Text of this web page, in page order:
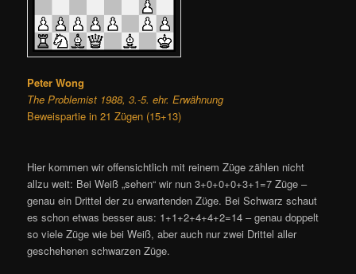
Peter Wong
The Problemist 1988, 3.-5. ehr. Erwähnung
Beweispartie in 21 Zügen (15+13)
Hier kommen wir offensichtlich mit reinem Züge zählen nicht
allzu weit: Bei Weiß „sehen“ wir nun 3+0+0+0+3+1=7 Züge –
genau ein Drittel der zu erwartenden Züge. Bei Schwarz schaut
es schon etwas besser aus: 1+1+2+4+4+2=14 – genau doppelt
so viele Züge wie bei Weiß, aber auch nur zwei Drittel aller
geschehenen schwarzen Züge.